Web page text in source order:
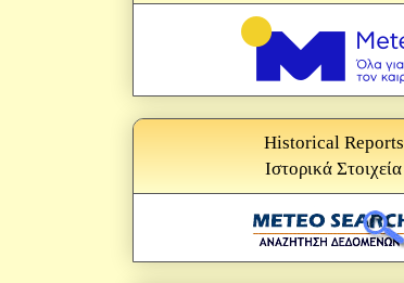
Historical Reports
Ιστορικά Στοιχεία